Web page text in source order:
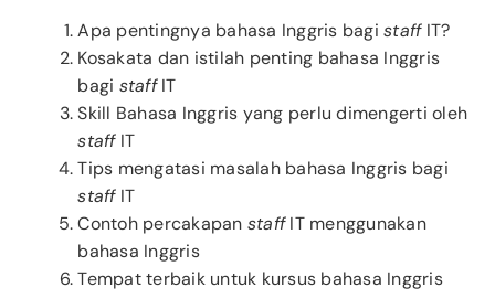
Apa pentingnya bahasa Inggris bagistaffIT?
Kosakata dan istilah penting bahasa Inggris
bagi staffIT
Skill Bahasa Inggris yang perlu dimengerti oleh
staffIT
Tips mengatasi masalah bahasa Inggris bagi
staffIT
Contoh percakapan staffIT menggunakan
bahasa Inggris
Tempat terbaik untuk kursus bahasa Inggris